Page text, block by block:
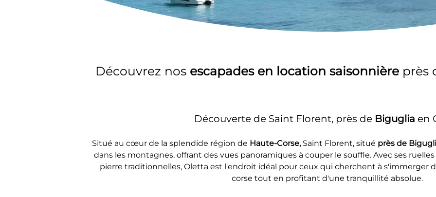
Découvrez nos escapades en location saisonnière près
Découverte de Saint Florent, près de Biguglia en
Situé au cœur de la splendide région de Haute-Corse, Saint Florent, situé près de
dans les montagnes, offrant des vues panoramiques à couper le souffle. Avec ses
pierre traditionnelles, Oletta est l'endroit idéal pour ceux qui cherchent à s'immerger
corse tout en profitant d'une tranquillité absolue.